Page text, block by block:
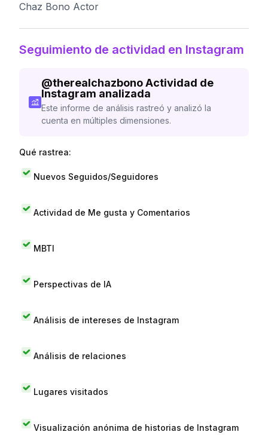
Chaz Bono Actor
Seguimiento de actividad en Instagram
@therealchazbonoActividad de
Instagram analizada
Este informe de análisis rastreó y analizó la
cuenta en múltiples dimensiones.
Qué rastrea:
Nuevos Seguidos/Seguidores
Actividad de Me gusta y Comentarios
MBTI
Perspectivas de IA
Análisis de intereses de Instagram
Análisis de relaciones
Lugares visitados
Visualización anónima de historias de Instagram